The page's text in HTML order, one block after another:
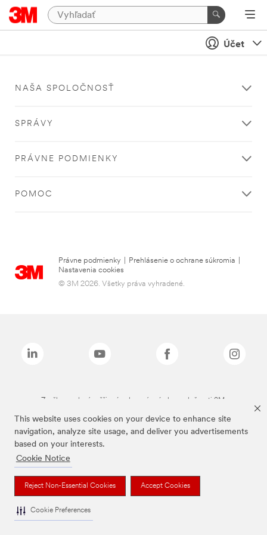
This website uses cookies on your device to enhance site
navigation, analyze site usage, and deliver you advertisements
based on your interests.
Cookie Notice
Reject Non-Essential Cookies Accept Cookies
Cookie Preferences
Účet
NAŠA SPOLOČNOSŤ
SPRÁVY
PRÁVNE PODMIENKY
POMOC
Právne podmienky Prehlásenie o ochrane súkromia
Nastavenia cookies
© 3M 2026. Všetky práva vyhradené.
Značky uvedené vyššie sú ochranné známky spoločnosti 3M.